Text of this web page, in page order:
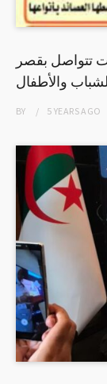
تتواصل بقصر
والأطفال
BY 5 YEARSAGO